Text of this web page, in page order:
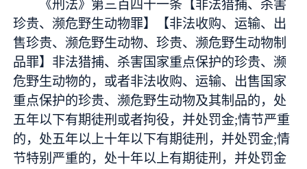
《刑法》第三百四十一条【非法猎捕、杀害
珍贵、濒危野生动物罪】【非法收购、运输、出
售珍贵、濒危野生动物、珍贵、濒危野生动物制
品罪】非法猎捕、杀害国家重点保护的珍贵、濒
危野生动物的，或者非法收购、运输、出售国家
重点保护的珍贵、濒危野生动物及其制品的，处
五年以下有期徒刑或者拘役，并处罚金;情节严重
的，处五年以上十年以下有期徒刑，并处罚金;情
节特别严重的，处十年以上有期徒刑，并处罚金